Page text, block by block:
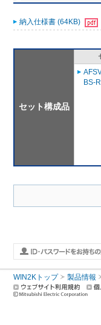
納入仕様書 (64KB)
セット構成品
BS-R
WIN2Kトップ 製品情報